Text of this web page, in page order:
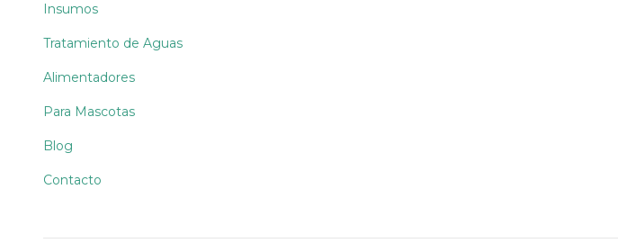
Insumos
Tratamiento de Aguas
Alimentadores
Para Mascotas
Blog
Contacto